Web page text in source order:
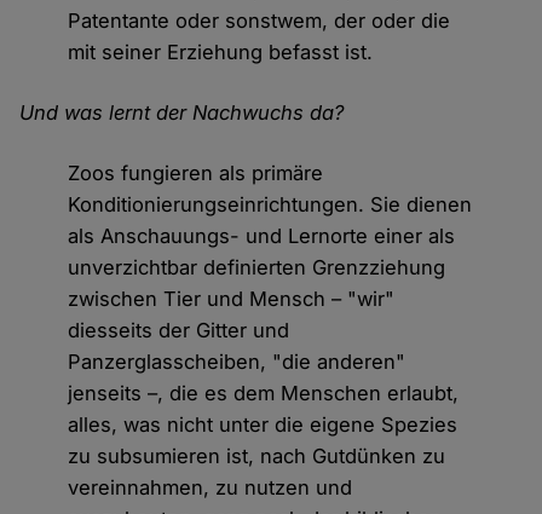
Patentante oder sonstwem, der oder die
mit seiner Erziehung befasst ist.
Und was lernt der Nachwuchs da?
Zoos fungieren als primäre
Konditionierungseinrichtungen. Sie dienen
als Anschauungs- und Lernorte einer als
unverzichtbar definierten Grenzziehung
zwischen Tier und Mensch – "wir"
diesseits der Gitter und
Panzerglasscheiben, "die anderen"
jenseits –, die es dem Menschen erlaubt,
alles, was nicht unter die eigene Spezies
zu subsumieren ist, nach Gutdünken zu
vereinnahmen, zu nutzen und